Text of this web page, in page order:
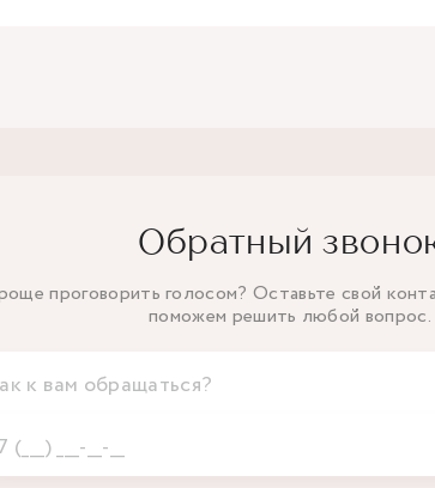
Обратный
проговорить голосом? Оставьте свой
поможем решить любой вопрос.